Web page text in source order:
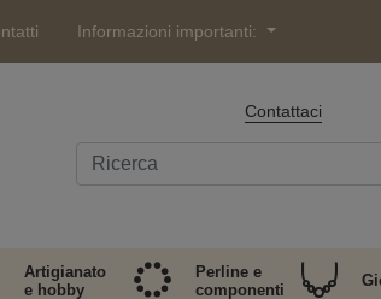
Informazioni importanti:
Contattaci
Artigianato
e hobby
Perline e
componenti